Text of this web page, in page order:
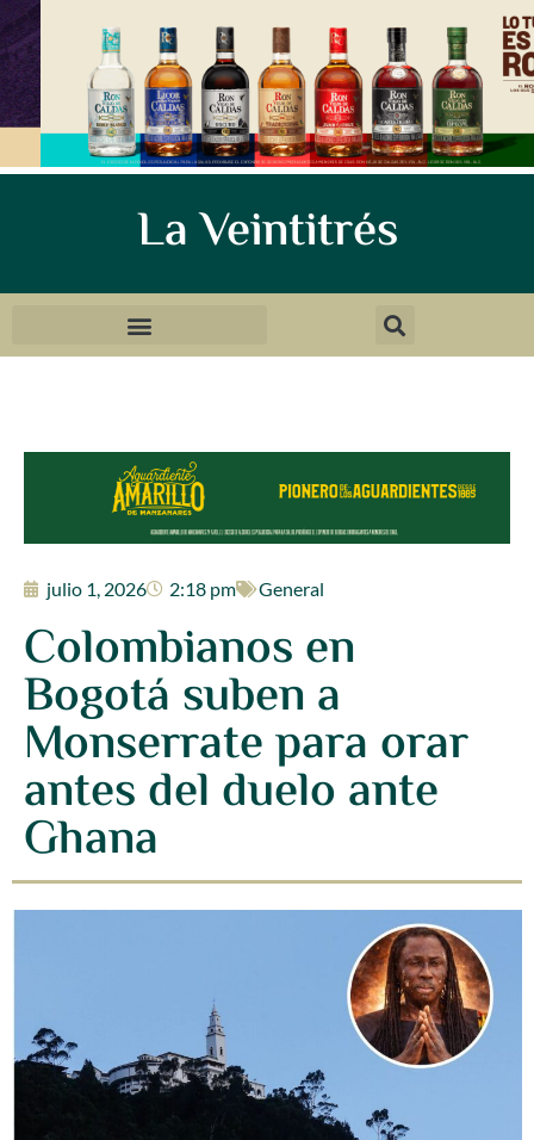
La Veintitrés
julio 1, 2026 2:18 pm General
Colombianos en
Bogotá suben a
Monserrate para orar
antes del duelo ante
Ghana